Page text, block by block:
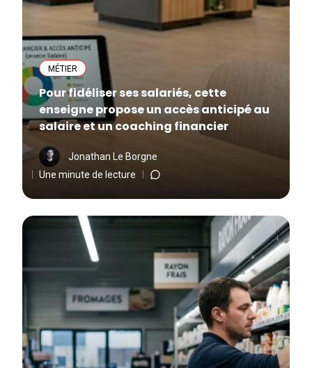
MÉTIER
Pour fidéliser ses salariés, cette
enseigne propose un accès anticipé au
salaire et un coaching financier
Jonathan Le Borgne
Une minute de lecture